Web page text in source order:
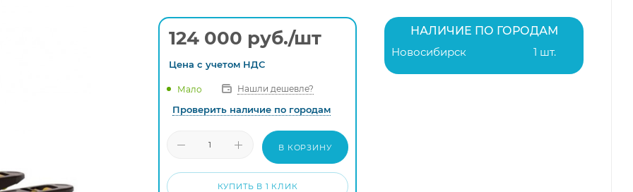
124 000 руб./шт
Цена с учетом НДС
Мало Нашли дешевле?
Проверить наличие по городам
В КОРЗИНУ
КУПИТЬ В 1 КЛИК
НАЛИЧИЕ ПО ГОРОДАМ
Новосибирск
1 шт.